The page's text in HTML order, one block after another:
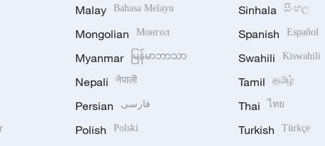
Malay Bahasa Melayu
Mongolian Монгол
Myanmar မြန်မာဘာသာ
Nepali नेपाली
Persian فارسی
Polish Polski
Sinhala සිංහල
Spanish Español
Swahili Kiswahili
Tamil தமிழ்
Thai ไทย
Turkish Türkçe